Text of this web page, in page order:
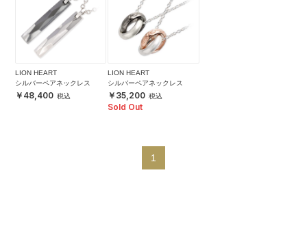
LION HEART
シルバーペアネックレス
48,400
LION HEART
シルバーペアネックレス
35,200
Sold Out
1